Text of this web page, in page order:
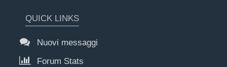
QUICK LINKS
Nuovi messaggi
Forum Stats